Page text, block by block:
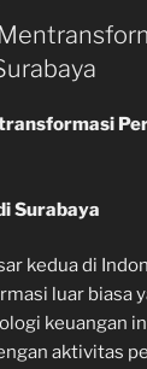
Surabaya
kedua di
luar biasa
keuangan
aktivitas